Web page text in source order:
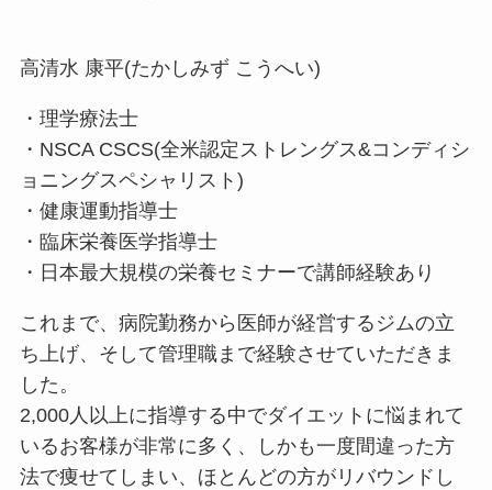
高清水 康平(たかしみず こうへい)
・理学療法士
・NSCA CSCS(全米認定ストレングス&コンディシ
ョニングスペシャリスト)
・健康運動指導士
・臨床栄養医学指導士
・日本最大規模の栄養セミナーで講師経験あり
これまで、病院勤務から医師が経営するジムの立
ち上げ、そして管理職まで経験させていただきま
した。
2,000人以上に指導する中でダイエットに悩まれて
いるお客様が非常に多く、しかも一度間違った方
法で痩せてしまい、ほとんどの方がリバウンドし